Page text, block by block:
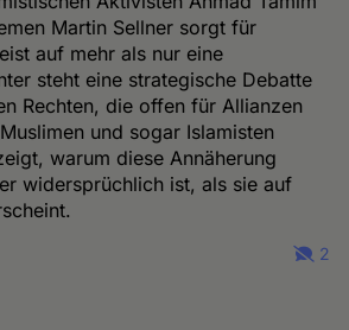
Martin Sellner sorgt für
auf mehr als nur eine
steht eine strategische Debatte
Rechten, die offen für Allianzen
und sogar Islamisten
warum diese Annäherung
widersprüchlich ist, als sie auf
2